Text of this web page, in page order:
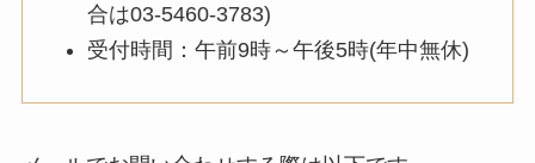
合は03-5460-3783)
受付時間：午前9時～午後5時(年中無休)